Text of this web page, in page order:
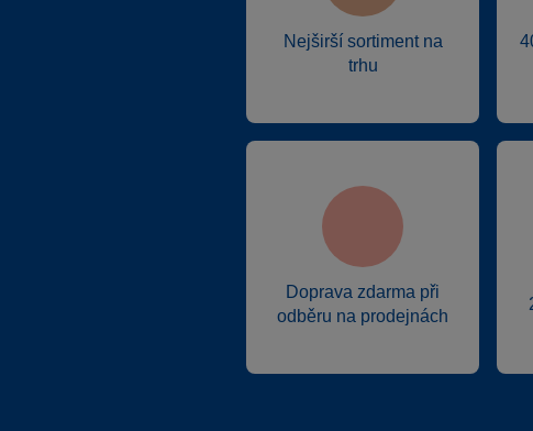
Nejširší sortiment na
trhu
Doprava zdarma při
odběru na prodejnách